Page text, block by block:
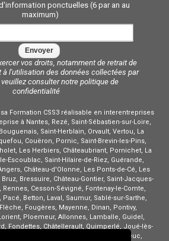
ponctuelles (6 par an au
maximum)
vos droits, notamment de retrait de
à l'utilisation des données collectées par
consulter notre politique de
confidentialité
Formation CSS3 réalisable en interentreprises
à Nantes, Rezé, Saint-Sébastien-sur-Loire,
Saint-Herblain, Orvault, Vertou, La
Couëron, Pornic, Saint-Brevin-les-Pins,
Les Herbiers, Châteaubriant, Pornichet, La
Escoublac, Saint-Hilaire-de-Riez, Guérande,
Château-d'Olonne, Les Ponts-de-Cé, Les
Bressuire, Château-Gontier, Saint-Jacques-
Rennes, Cesson-Sévigné, Fontenay-le-Comte,
Pacé, Betton, Laval, Saumur, Sablé-sur-Sarthe,
Flèche, Fougères, Mayenne, Dinan, Pontivy,
Ploemeur, Allonnes, Lamballe, Guidel,
Fondettes, Châtellerault, Quimperlé, Joué-lès-
La Riche, Ploufragan, Tours, Saint-Brieuc,